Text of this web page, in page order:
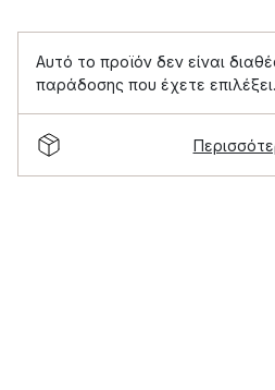
Αυτό το προϊόν δεν είναι
παράδοσης που έχετε επιλέξει.